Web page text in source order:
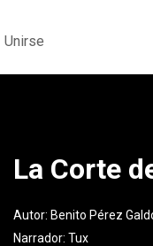
Unirse
La Corte
Autor: Benito Pérez
Narrador: Tux